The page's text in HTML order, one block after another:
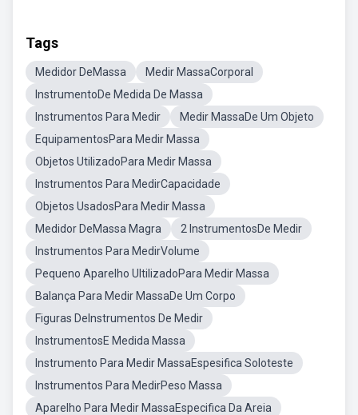
Tags
Medidor DeMassa
Medir MassaCorporal
InstrumentoDe Medida De Massa
Instrumentos Para Medir
Medir MassaDe Um Objeto
EquipamentosPara Medir Massa
Objetos UtilizadoPara Medir Massa
Instrumentos Para MedirCapacidade
Objetos UsadosPara Medir Massa
Medidor DeMassa Magra
2 InstrumentosDe Medir
Instrumentos Para MedirVolume
Pequeno Aparelho UltilizadoPara Medir Massa
Balança Para Medir MassaDe Um Corpo
Figuras DeInstrumentos De Medir
InstrumentosE Medida Massa
Instrumento Para Medir MassaEspesifica Soloteste
Instrumentos Para MedirPeso Massa
Aparelho Para Medir MassaEspecifica Da Areia